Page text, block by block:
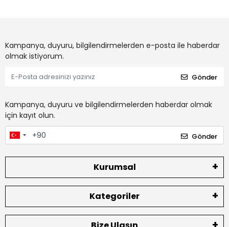
Kampanya, duyuru, bilgilendirmelerden e-posta ile haberdar
olmak istiyorum.
Gönder
Kampanya, duyuru ve bilgilendirmelerden haberdar olmak
için kayıt olun.
Gönder
Kurumsal
Kategoriler